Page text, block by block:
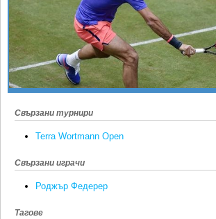
КЛУБОВЕ
БЛОГ
ВИДЕО
РАКЕТНИ
Спорт&Фитнес
Други
Любители
Свързани турнири
Terra Wortmann Open
Свързани играчи
Роджър Федерер
Тагове